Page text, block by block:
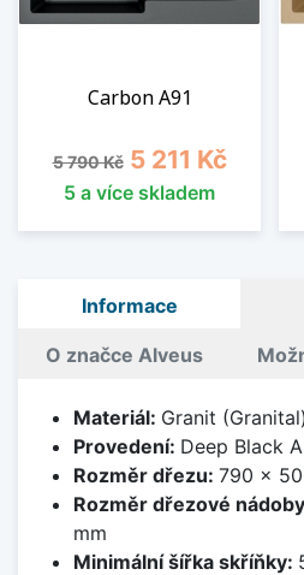
Carbon A91
Běžná cena
5 790 Kč Cena
5 211 Kč
5 a více skladem
Informace
O značce Alveus
Materiál: Granit (Granital)
Provedení: Deep Black
Rozměr dřezu: 790 x
Rozměr dřezové
mm
Minimální šířka skříňky: